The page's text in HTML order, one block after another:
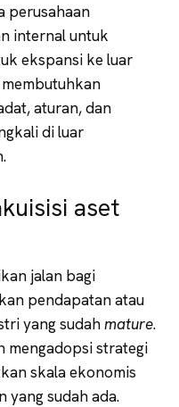
perusahaan
internal untuk
ekspansi ke luar
aturan, dan
di luar
aset
jalan bagi
pendapatan atau
yang sudahmature.
mengadopsi strategi
skala ekonomis
yang sudah ada.